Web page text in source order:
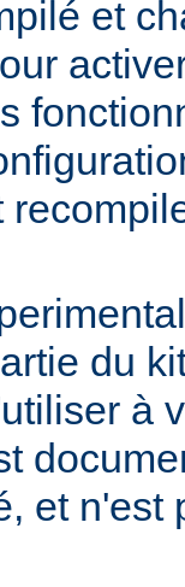
et
du
à
et n'est